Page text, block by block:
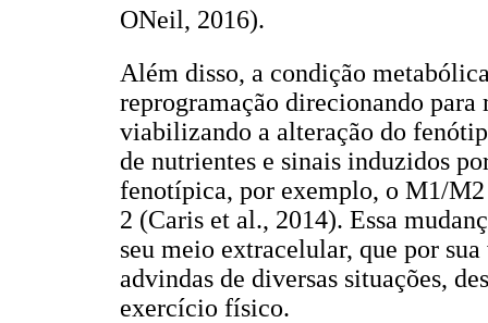
ONeil, 2016).
Além disso, a condição
reprogramação direcionando para
viabilizando a alteração do
de nutrientes e sinais induzidos
fenotípica, por exemplo, o M1/
2 (Caris et al., 2014). Essa
seu meio extracelular, que por
advindas de diversas situações,
exercício físico.